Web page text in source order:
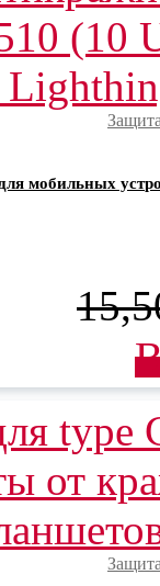
мобильных